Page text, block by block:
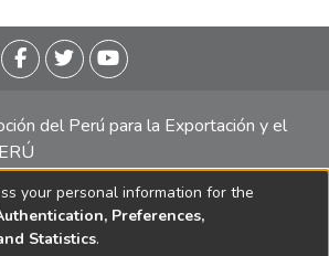
del Perú para la Exportación y el
616 7300 / 616 7400 Calle Uno
Pisos 13 y 14, San Isidro -
your personal information for the
Preferences,
Statistics.